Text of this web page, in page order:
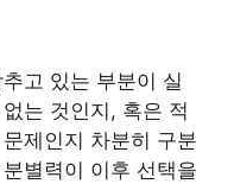
고 있는 부분이 실
는 것인지, 혹은 적
제인지 차분히 구분
별력이 이후 선택을